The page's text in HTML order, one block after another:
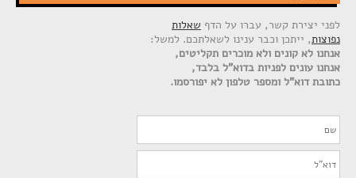
לפני יצירת קשר, עברו על הדף שאלות
נפוצות, ייתכן וכבר ענינו לשאלתכם. למשל:
אנחנו לא קונים ולא מוכרים תקליטים,
אנחנו עונים לפניות בדוא"ל בלבד,
כתובת דוא"ל ומספר טלפון לא יפורסמו.